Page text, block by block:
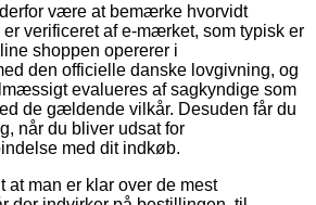
være at bemærke hvorvidt
verificeret af e-mærket, som typisk er
shoppen opererer i
den officielle danske lovgivning, og
evalueres af sagkyndige som
de gældende vilkår. Desuden får du
når du bliver udsat for
med dit indkøb.
at man er klar over de mest